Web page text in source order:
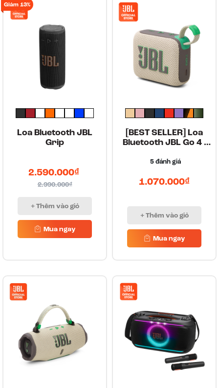
Giảm 13%
Loa Bluetooth JBL
Grip
2.590.000₫
2.990.000₫
+ Thêm vào giỏ
Mua ngay
[BEST SELLER] Loa
Bluetooth JBL Go 4 -
5đánh giá
1.070.000₫
+ Thêm vào giỏ
Mua ngay